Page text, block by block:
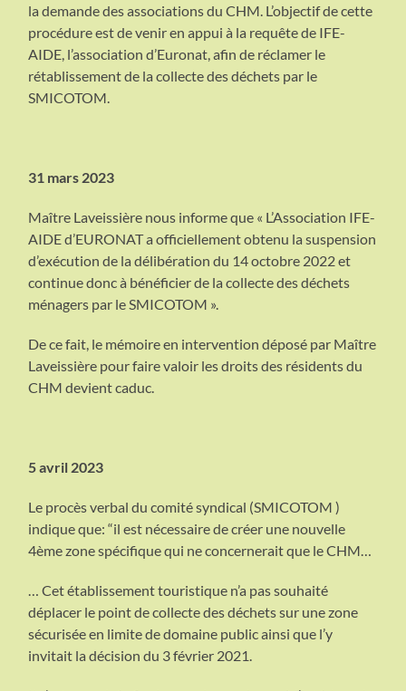
la demande des associations du CHM. L’objectif de cette
procédure est de venir en appui à la requête de IFE-
AIDE, l’association d’Euronat, afin de réclamer le
rétablissement de la collecte des déchets par le
SMICOTOM.
31 mars 2023
Maître Laveissière nous informe que « L’Association IFE-
AIDE d’EURONAT a officiellement obtenu la suspension
d’exécution de la délibération du 14 octobre 2022 et
continue donc à bénéficier de la collecte des déchets
ménagers par le SMICOTOM ».
De ce fait, le mémoire en intervention déposé par Maître
Laveissière pour faire valoir les droits des résidents du
CHM devient caduc.
5 avril 2023
Le procès verbal du comité syndical (SMICOTOM )
indique que: “il est nécessaire de créer une nouvelle
4ème zone spécifique qui ne concernerait que le CHM…
… Cet établissement touristique n’a pas souhaité
déplacer le point de collecte des déchets sur une zone
sécurisée en limite de domaine public ainsi que l’y
invitait la décision du 3 février 2021.